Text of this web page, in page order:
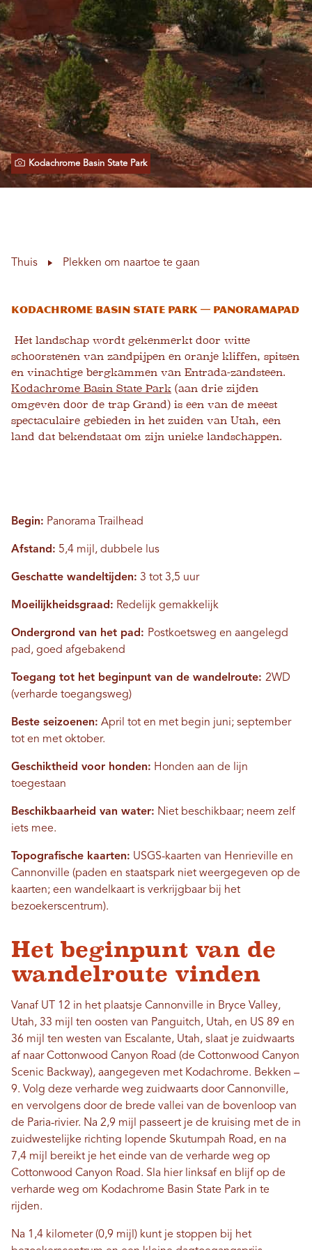
Kodachrome Basin State Park
Thuis Plekken om naartoe te gaan
Kodachrome Basin State Park — Panoramapad
Het landschap wordt gekenmerkt door witte
schoorstenen van zandpijpen en oranje kliffen, spitsen
en vinachtige bergkammen van Entrada-zandsteen.
Kodachrome Basin State Park (aan drie zijden
omgeven door de trap Grand) is een van de meest
spectaculaire gebieden in het zuiden van Utah, een
land dat bekendstaat om zijn unieke landschappen.
Begin: Panorama Trailhead
Afstand: 5,4 mijl, dubbele lus
Geschatte wandeltijden: 3 tot 3,5 uur
Moeilijkheidsgraad: Redelijk gemakkelijk
Ondergrond van het pad: Postkoetsweg en aangelegd
pad, goed afgebakend
Toegang tot het beginpunt van de wandelroute: 2WD
(verharde toegangsweg)
Beste seizoenen: April tot en met begin juni; september
tot en met oktober.
Geschiktheid voor honden: Honden aan de lijn
toegestaan
Beschikbaarheid van water: Niet beschikbaar; neem zelf
iets mee.
Topografische kaarten: USGS-kaarten van Henrieville en
Cannonville (paden en staatspark niet weergegeven op de
kaarten; een wandelkaart is verkrijgbaar bij het
bezoekerscentrum).
Het beginpunt van de
wandelroute vinden
Vanaf UT 12 in het plaatsje Cannonville in Bryce Valley,
Utah, 33 mijl ten oosten van Panguitch, Utah, en US 89 en
36 mijl ten westen van Escalante, Utah, slaat je zuidwaarts
af naar Cottonwood Canyon Road (de Cottonwood Canyon
Scenic Backway), aangegeven met Kodachrome. Bekken –
9. Volg deze verharde weg zuidwaarts door Cannonville,
en vervolgens door de brede vallei van de bovenloop van
de Paria-rivier. Na 2,9 mijl passeert je de kruising met de in
zuidwestelijke richting lopende Skutumpah Road, en na
7,4 mijl bereikt je het einde van de verharde weg op
Cottonwood Canyon Road. Sla hier linksaf en blijf op de
verharde weg om Kodachrome Basin State Park in te
rijden.
Na 1,4 kilometer (0,9 mijl) kunt je stoppen bij het